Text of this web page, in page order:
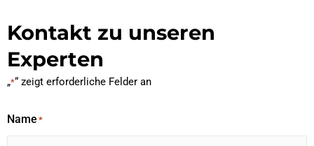
Kontakt zu unseren
Experten
„*“ zeigt erforderliche Felder an
Name *